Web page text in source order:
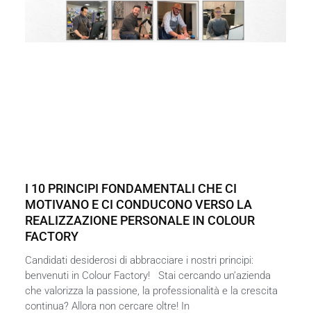
I 10 PRINCIPI FONDAMENTALI CHE CI
MOTIVANO E CI CONDUCONO VERSO LA
REALIZZAZIONE PERSONALE IN COLOUR
FACTORY
Candidati desiderosi di abbracciare i nostri principi:
benvenuti in Colour Factory! Stai cercando un’azienda
che valorizza la passione, la professionalità e la crescita
continua? Allora non cercare oltre! In